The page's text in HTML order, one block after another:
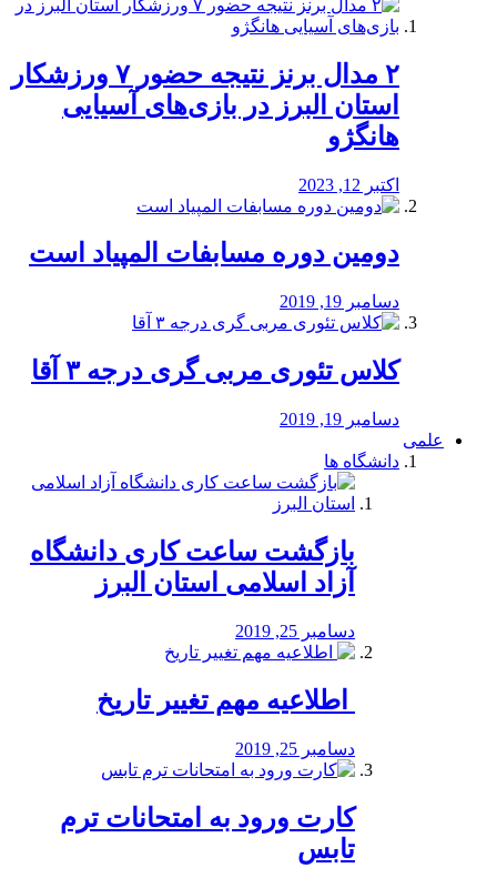
۲ مدال برنز نتیجه حضور ۷ ورزشکار
استان البرز در بازی‌های آسیایی
هانگژو
اکتبر 12, 2023
دومین دوره مسابفات المپیاد است
دسامبر 19, 2019
کلاس تئوری مربی گری درجه ۳ آقا
دسامبر 19, 2019
علمی
دانشگاه ها
بازگشت ساعت کاری دانشگاه
آزاد اسلامی استان البرز
دسامبر 25, 2019
️ اطلاعیه مهم تغییر تاریخ
دسامبر 25, 2019
کارت ورود به امتحانات ترم
تابس